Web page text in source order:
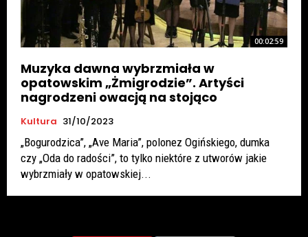
00:02:59
Muzyka dawna wybrzmiała w
opatowskim „Żmigrodzie”. Artyści
nagrodzeni owacją na stojąco
Kultura 31/10/2023
„Bogurodzica”, „Ave Maria”, polonez Ogińskiego, dumka
czy „Oda do radości”, to tylko niektóre z utworów jakie
wybrzmiały w opatowskiej...